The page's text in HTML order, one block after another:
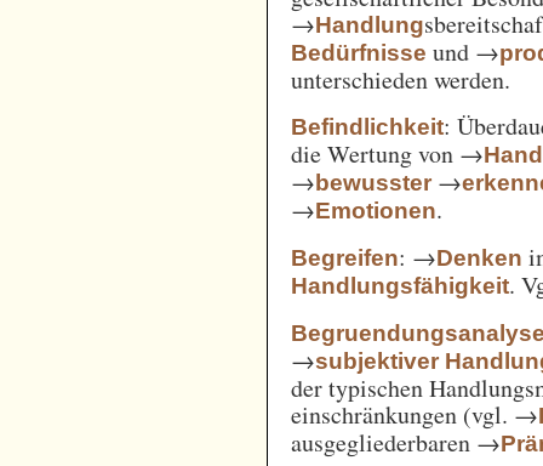
→Handlung
Bedürfnisse und →
unterschieden werden.
Befindlichkeit:
die Wertung von →
→bewusster →
→Emotionen.
Begreifen: →Denken
Handlungsfähigkeit.
→subjektiver
der typischen
einschränkungen (vgl. →
ausgegliederbaren →